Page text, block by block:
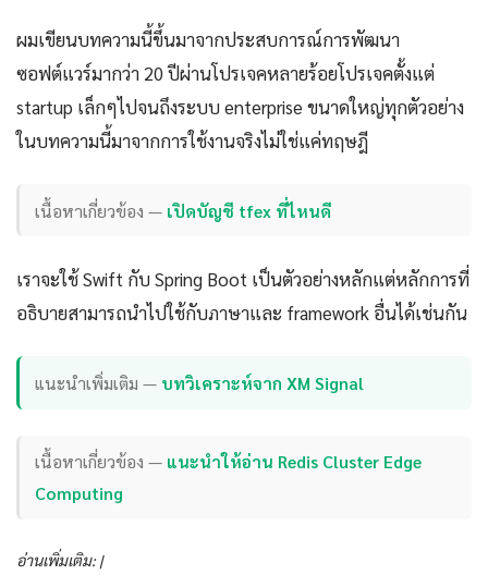
ผมเขียนบทความนี้ขึ้นมาจากประสบการณ์การพัฒนา
ซอฟต์แวร์มากว่า 20 ปีผ่านโปรเจคหลายร้อยโปรเจคตั้งแต่
startup เล็กๆไปจนถึงระบบ enterprise ขนาดใหญ่ทุกตัวอย่าง
ในบทความนี้มาจากการใช้งานจริงไม่ใช่แค่ทฤษฎี
เนื้อหาเกี่ยวข้อง — เปิดบัญชี tfex ที่ไหนดี
เราจะใช้ Swift กับ Spring Boot เป็นตัวอย่างหลักแต่หลักการที่
อธิบายสามารถนำไปใช้กับภาษาและ framework อื่นได้เช่นกัน
แนะนำเพิ่มเติม — บทวิเคราะห์จาก XM Signal
เนื้อหาเกี่ยวข้อง — แนะนำให้อ่าน Redis Cluster Edge
Computing
อ่านเพิ่มเติม: |